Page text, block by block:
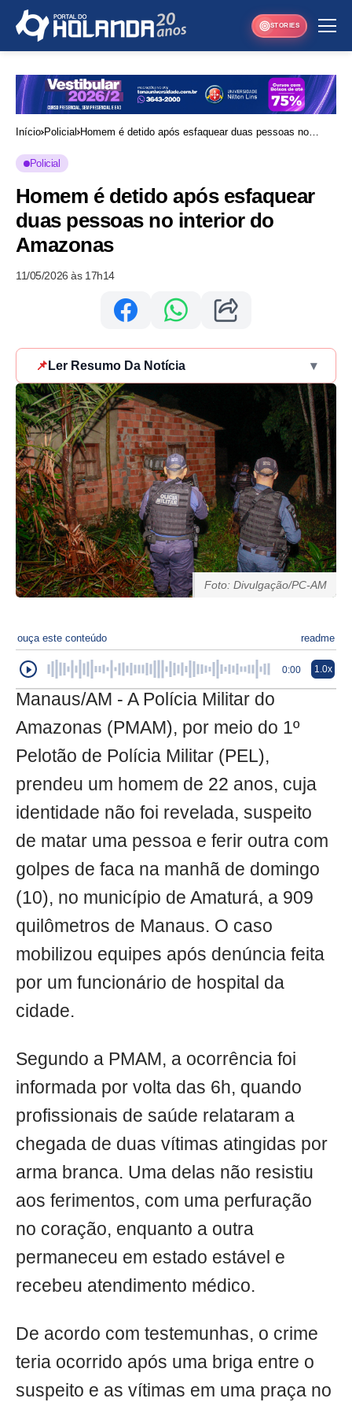
STORIES
Início Policial Homem é detido após esfaquear duas pessoas no
Policial
Homem é detido após esfaquear
duas pessoas no interior do
Amazonas
11/05/2026 às 17h14
📌 Ler Resumo Da Notícia ▾
Foto: Divulgação/PC-AM
ouça este conteúdo readme
0:00 1.0x
Manaus/AM - A Polícia Militar do
Amazonas (PMAM), por meio do 1º
Pelotão de Polícia Militar (PEL),
prendeu um homem de 22 anos, cuja
identidade não foi revelada, suspeito
de matar uma pessoa e ferir outra com
golpes de faca na manhã de domingo
(10), no município de Amaturá, a 909
quilômetros de Manaus. O caso
mobilizou equipes após denúncia feita
por um funcionário de hospital da
cidade.
Segundo a PMAM, a ocorrência foi
informada por volta das 6h, quando
profissionais de saúde relataram a
chegada de duas vítimas atingidas por
arma branca. Uma delas não resistiu
aos ferimentos, com uma perfuração
no coração, enquanto a outra
permaneceu em estado estável e
recebeu atendimento médico.
De acordo com testemunhas, o crime
teria ocorrido após uma briga entre o
suspeito e as vítimas em uma praça no